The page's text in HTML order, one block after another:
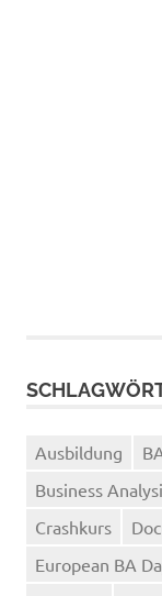
Ausbildung
Business
Crashkurs
European BA